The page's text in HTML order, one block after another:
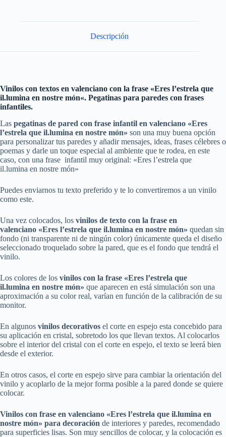
Descripción
Vinilos con textos en valenciano con la frase «Eres l’estrela que
il.lumina en nostre món«. Pegatinas para paredes con frases
infantiles.
Las pegatinas de pared con frase infantil en valenciano «Eres
l’estrela que il.lumina en nostre món» son una muy buena opción
para personalizar tus paredes y añadir mensajes, ideas, frases célebres o
poemas y darle un toque especial al ambiente que te rodea, en este
caso, con una frase infantil muy original: «Eres l’estrela que
il.lumina en nostre món»
Puedes enviarnos tu texto preferido y te lo convertiremos a un vinilo
como este.
Una vez colocados, los vinilos de texto con la frase en
valenciano «Eres l’estrela que il.lumina en nostre món» quedan sin
fondo (ni transparente ni de ningún color) únicamente queda el diseño
seleccionado troquelado sobre la pared, que es el fondo que tendrá el
vinilo.
Los colores de los vinilos con la frase «Eres l’estrela que
il.lumina en nostre món» que aparecen en está simulación son una
aproximación a su color real, varían en función de la calibración de su
monitor.
En algunos vinilos decorativos el corte en espejo esta concebido para
su aplicación en cristal, sobretodo los que llevan textos. Al colocarlos
sobre el interior del cristal con el corte en espejo, el texto se leerá bien
desde el exterior.
En otros casos, el corte en espejo sirve para cambiar la orientación del
vinilo y acoplarlo de la mejor forma posible a la pared donde se quiere
colocar.
Vinilos con frase en valenciano «Eres l’estrela que il.lumina en
nostre món» para decoración de interiores y paredes, recomendado
para superficies lisas. Son muy sencillos de colocar, y la colocación es